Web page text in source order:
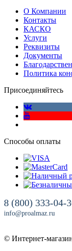
О Компании
Контакты
КАСКО
Услуги
Реквизиты
Документы
Политика
Присоединяйтесь
Способы оплаты
8 (800) 333-04-
info@proalmaz.ru
© Интернет-